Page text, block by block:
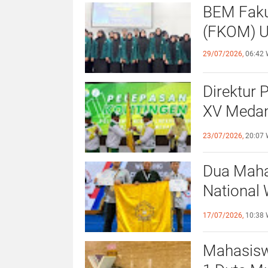
BEM
29/07/2026, 06:42
Direktur
XV
23/07/2026, 20:07
Dua
National
Surabaya
17/07/2026, 10:38